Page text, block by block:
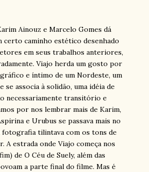
Ainouz e Marcelo Gomes dá
certo caminho estético desenhado
em seus trabalhos anteriores,
Viajo herda um gosto por
e íntimo de um Nordeste, um
se associa à solidão, uma idéia de
necessariamente transitório e
por nos lembrar mais de Karim,
e Urubus se passava mais no
fotografia tilintava com os tons de
A estrada onde Viajo começa nos
de O Céu de Suely, além das
a parte final do filme. Mas é